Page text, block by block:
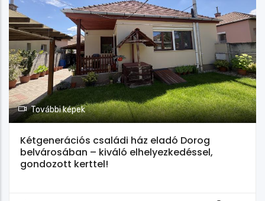
További képek
Kétgenerációs családi ház eladó Dorog
belvárosában – kiváló elhelyezkedéssel,
gondozott kerttel!